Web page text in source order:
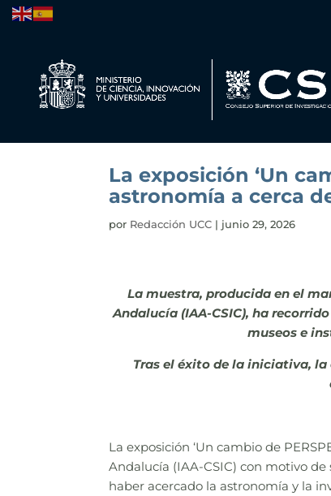
La exposición ‘Un
astronomía a cerca
por Redacción UCC | junio 29, 2026
La muestra, producida en el
Andalucía (IAA-CSIC), ha
museos e
Tras el éxito de la iniciativa,
La exposición ‘Un cambio de
Andalucía (IAA-CSIC) con motivo
haber acercado la astronomía y la